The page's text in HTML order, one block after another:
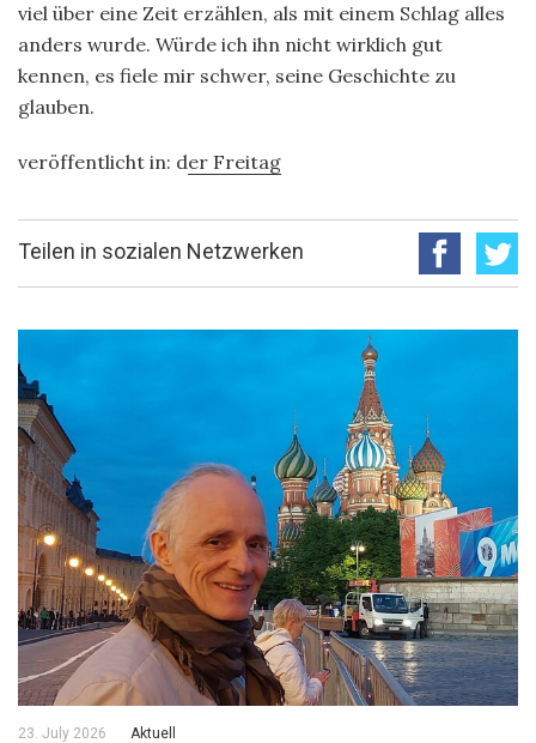
viel über eine Zeit erzählen, als mit einem Schlag alles
anders wurde. Würde ich ihn nicht wirklich gut
kennen, es fiele mir schwer, seine Geschichte zu
glauben.
veröffentlicht in: der Freitag
Teilen in sozialen Netzwerken
23. July 2026 Aktuell